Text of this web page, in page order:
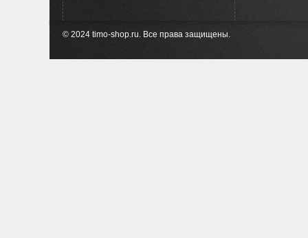
© 2024 timo-shop.ru. Все права защищены.